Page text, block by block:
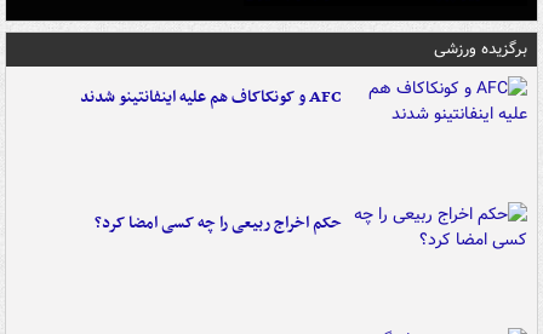
برگزیده ورزشی
AFC و کونکاکاف هم علیه اینفانتینو شدند
حکم اخراج ربیعی را چه کسی امضا کرد؟